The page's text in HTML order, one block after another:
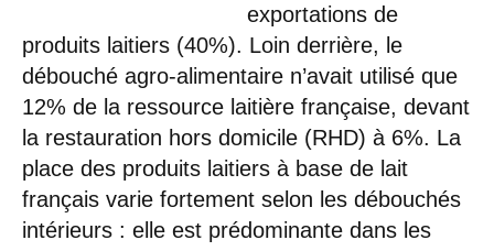
exportations de
produits laitiers (40%). Loin derrière, le
débouché agro-alimentaire n’avait utilisé que
12% de la ressource laitière française, devant
la restauration hors domicile (RHD) à 6%. La
place des produits laitiers à base de lait
français varie fortement selon les débouchés
intérieurs : elle est prédominante dans les